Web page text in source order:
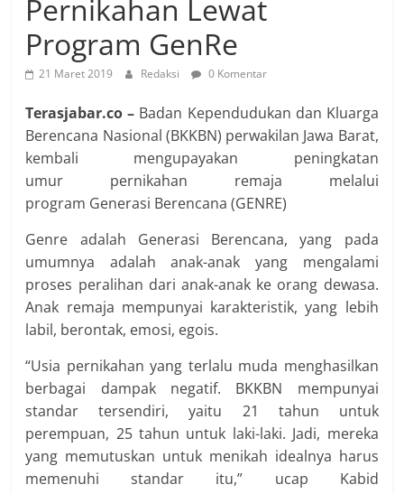
Pernikahan Lewat
Program GenRe
21 Maret 2019 Redaksi 0 Komentar
Terasjabar.co – Badan Kependudukan dan Kluarga
Berencana Nasional (BKKBN) perwakilan Jawa Barat,
kembali mengupayakan peningkatan
umur pernikahan remaja melalui
program Generasi Berencana (GENRE)
Genre adalah Generasi Berencana, yang pada
umumnya adalah anak-anak yang mengalami
proses peralihan dari anak-anak ke orang dewasa.
Anak remaja mempunyai karakteristik, yang lebih
labil, berontak, emosi, egois.
“Usia pernikahan yang terlalu muda menghasilkan
berbagai dampak negatif. BKKBN mempunyai
standar tersendiri, yaitu 21 tahun untuk
perempuan, 25 tahun untuk laki-laki. Jadi, mereka
yang memutuskan untuk menikah idealnya harus
memenuhi standar itu,” ucap Kabid